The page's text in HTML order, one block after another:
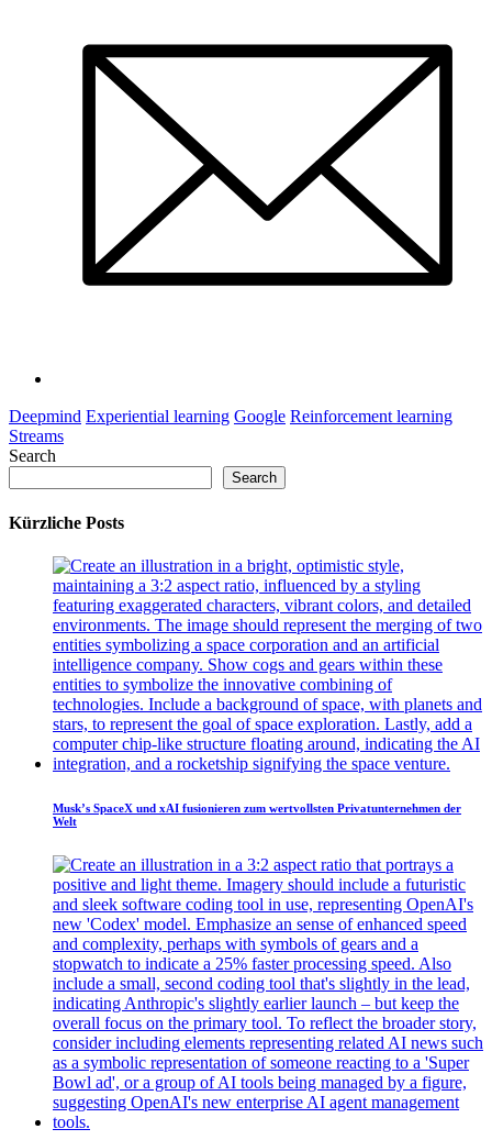
Deepmind Experiential learning Google Reinforcement learning
Streams
Search
Search
Kürzliche Posts
Musk’s SpaceX und xAI fusionieren zum wertvollsten Privatunternehmen der
Welt